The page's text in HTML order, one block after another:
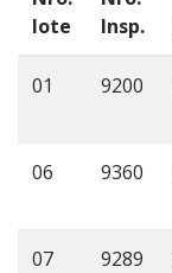
lote
Insp.
01 9200
06 9360
07 9289